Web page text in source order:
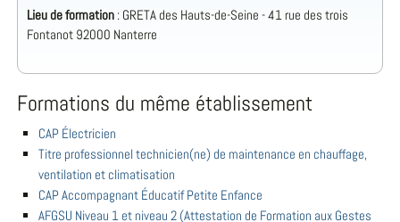
Lieu de formation : GRETA des Hauts-de-Seine - 41 rue des trois
Fontanot 92000 Nanterre
Formations du même établissement
CAP Électricien
Titre professionnel technicien(ne) de maintenance en chauffage,
ventilation et climatisation
CAP Accompagnant Éducatif Petite Enfance
AFGSU Niveau 1 et niveau 2 (Attestation de Formation aux Gestes